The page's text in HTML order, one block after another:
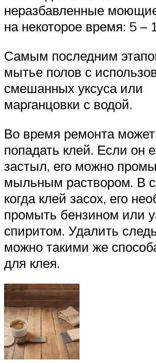
неразбавленные
на некоторое время: 5 –
Самым последним
мытье полов с
смешанных уксуса или
марганцовки с водой.
Во время ремонта
попадать клей. Если он
застыл, его можно
мыльным раствором. В
когда клей засох, его
промыть бензином или
спиритом. Удалить
можно такими же
для клея.